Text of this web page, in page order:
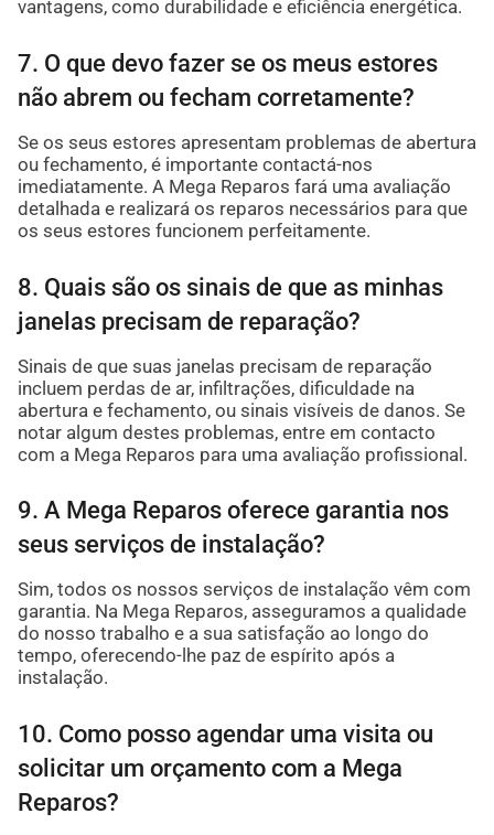
vantagens, como durabilidade e eficiência energética.
7. O que devo fazer se os meus estores
não abrem ou fecham corretamente?
Se os seus estores apresentam problemas de abertura
ou fechamento, é importante contactá-nos
imediatamente. A Mega Reparos fará uma avaliação
detalhada e realizará os reparos necessários para que
os seus estores funcionem perfeitamente.
8. Quais são os sinais de que as minhas
janelas precisam de reparação?
Sinais de que suas janelas precisam de reparação
incluem perdas de ar, infiltrações, dificuldade na
abertura e fechamento, ou sinais visíveis de danos. Se
notar algum destes problemas, entre em contacto
com a Mega Reparos para uma avaliação profissional.
9. A Mega Reparos oferece garantia nos
seus serviços de instalação?
Sim, todos os nossos serviços de instalação vêm com
garantia. Na Mega Reparos, asseguramos a qualidade
do nosso trabalho e a sua satisfação ao longo do
tempo, oferecendo-lhe paz de espírito após a
instalação.
10. Como posso agendar uma visita ou
solicitar um orçamento com a Mega
Reparos?